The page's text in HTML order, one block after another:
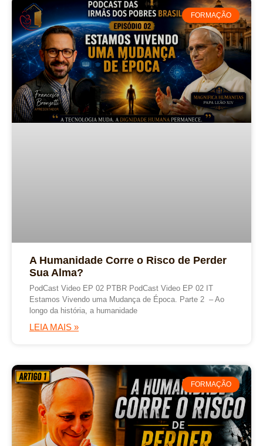
FORMAÇÃO
A Humanidade Corre o Risco de Perder
Sua Alma?
PodCast Video EP 02 PTBR PodCast Video EP 02 IT
Estamos Vivendo uma Mudança de Época. Parte 2 – Ao
longo da história, a humanidade
LEIA MAIS »
FORMAÇÃO